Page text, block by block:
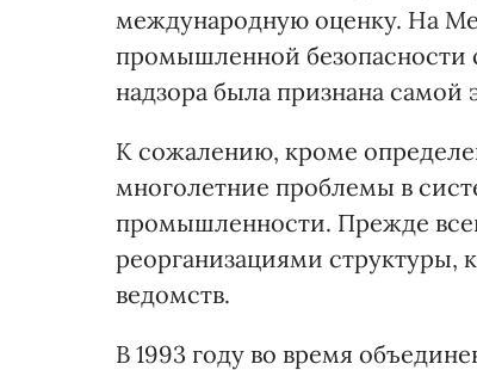
международную оценку. На
промышленной безопасности
надзора была признана
К сожалению, кроме
многолетние проблемы в
промышленности. Прежде
реорганизациями структуры,
ведомств.
В 1993 году во время